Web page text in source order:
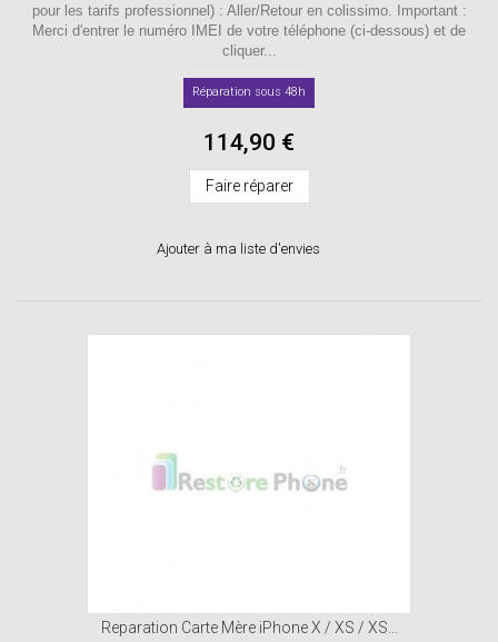
pour les tarifs professionnel) : Aller/Retour en colissimo. Important :
Merci d'entrer le numéro IMEI de votre téléphone (ci-dessous) et de
cliquer...
Réparation sous 48h
114,90 €
Faire réparer
Ajouter à ma liste d'envies
Reparation Carte Mère iPhone X / XS / XS...